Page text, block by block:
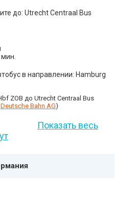
до: Utrecht Centraal Bus
в направлении: Hamburg
ZOB до Utrecht Centraal Bus
Deutsche Bahn AG)
Показать весь